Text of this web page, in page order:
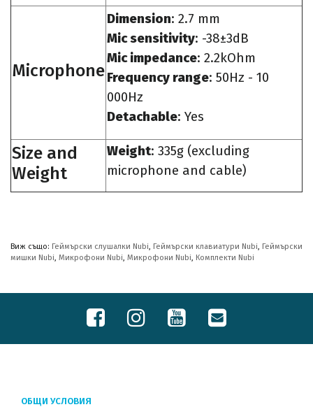
Microphone
Dimension: 2.7 mm
Mic sensitivity: -38±3dB
Mic impedance: 2.2kOhm
Frequency range: 50Hz - 10
000Hz
Detachable: Yes
Size and
Weight
Weight: 335g (excluding
microphone and cable)
Виж също: Геймърски слушалки Nubi, Геймърски клавиатури Nubi, Геймърски
мишки Nubi, Микрофони Nubi, Микрофони Nubi, Комплекти Nubi
ОБЩИ УСЛОВИЯ